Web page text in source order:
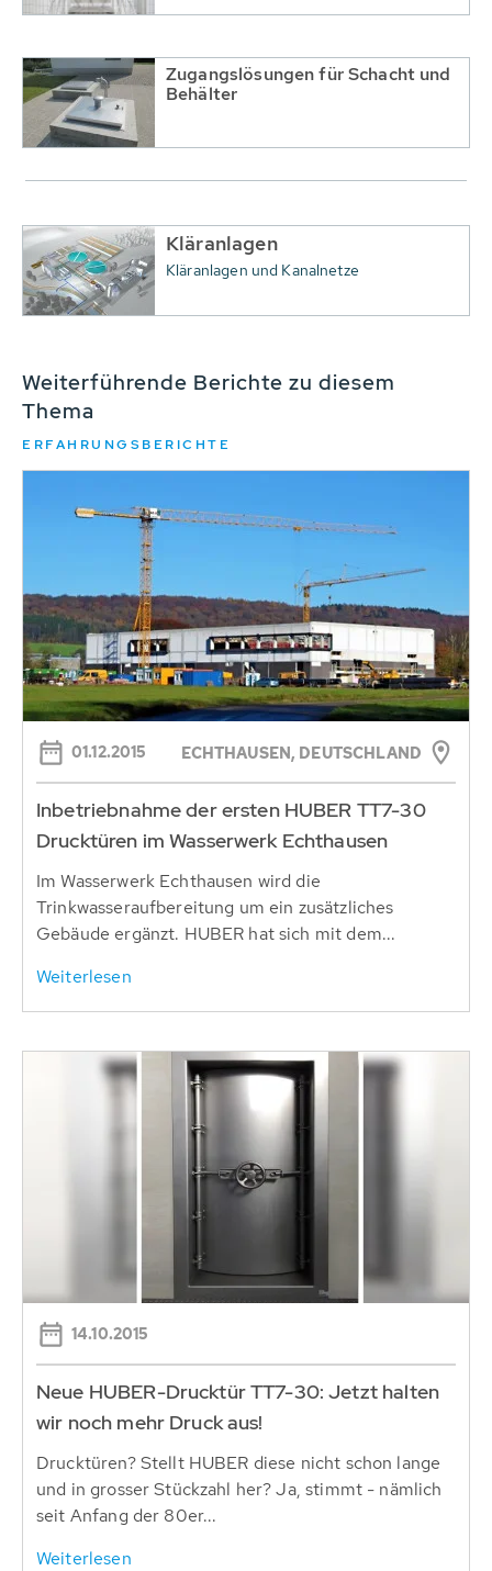
Zugangslösungen für Schacht und
Behälter
Kläranlagen
Kläranlagen und Kanalnetze
Weiterführende Berichte zu diesem
Thema
ERFAHRUNGSBERICHTE
01.12.2015 ECHTHAUSEN, DEUTSCHLAND
Inbetriebnahme der ersten HUBER TT7-30
Drucktüren im Wasserwerk Echthausen
Im Wasserwerk Echthausen wird die
Trinkwasseraufbereitung um ein zusätzliches
Gebäude ergänzt. HUBER hat sich mit dem...
Weiterlesen
14.10.2015
Neue HUBER-Drucktür TT7-30: Jetzt halten
wir noch mehr Druck aus!
Drucktüren? Stellt HUBER diese nicht schon lange
und in grosser Stückzahl her? Ja, stimmt - nämlich
seit Anfang der 80er...
Weiterlesen